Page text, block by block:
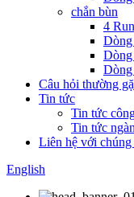
chắn bùn
4
Dòng
Dòng
Câu hỏi thường
Tin tức
Tin tức
Tin tức
Liên hệ với chúng
English